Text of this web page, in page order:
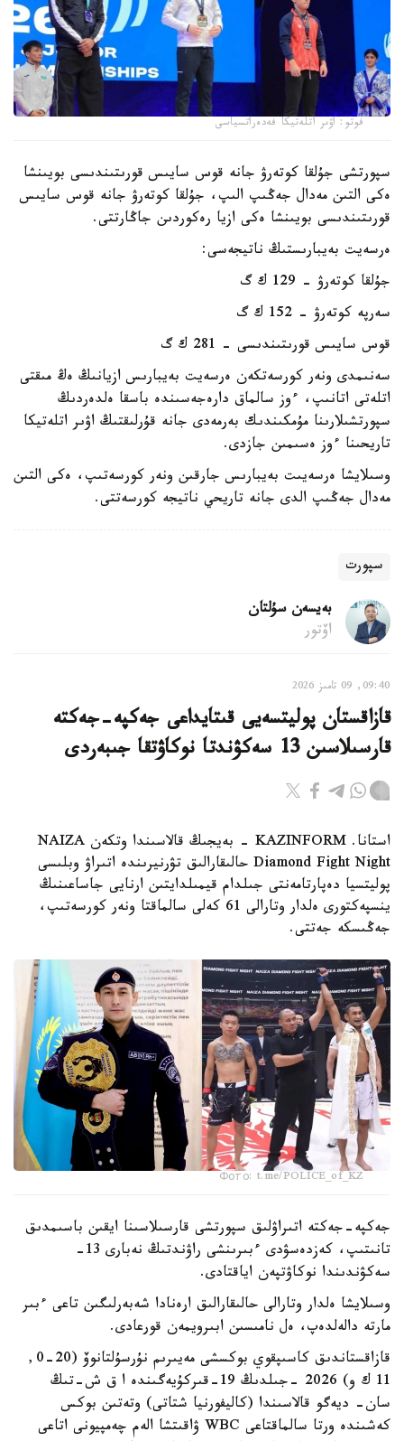
فوتو: اۋىر اتلەتيكا فەدەراتسياسى
سپورتشى جۇلقا كوتەرۋ جانە قوس سايىس قورىتىندىسى بويىنشا
ەكى التىن مەدال جەڭىپ الىپ، جۇلقا كوتەرۋ جانە قوس سايىس
قورىتىندىسى بويىنشا ەكى ازيا رەكوردىن جاڭارتتى.
ەرسەيت بەيبارىستىڭ ناتيجەسى:
جۇلقا كوتەرۋ - 129 ك گ
سەرپە كوتەرۋ - 152 ك گ
قوس سايىس قورىتىندىسى - 281 ك گ
سەنىمدى ونەر كورسەتكەن ەرسەيت بەيبارىس ازيانىڭ ەڭ مىقتى
اتلەتى اتانىپ، ءوز سالماق دارەجەسىندە باسقا ەلدەردىڭ
سپورتشىلارىنا مۇمكىندىك بەرمەدى جانە قۇرلىقتىڭ اۋىر اتلەتيكا
تاريحىنا ءوز ەسىمىن جازدى.
وسىلايشا ەرسەيىت بەيبارىس جارقىن ونەر كورسەتىپ، ەكى التىن
مەدال جەڭىپ الدى جانە تاريحي ناتيجە كورسەتتى.
سپورت
بەيسەن سۇلتان
اۆتور
09:40, 09 تامىز 2026
قازاقستان پوليتسەيى قىتايداعى جەكپە-جەكتە
قارسىلاسىن 13 سەكۋندتا نوكاۋتقا جىبەردى
استانا. KAZINFORM - بەيجىڭ قالاسىندا وتكەن NAIZA
Diamond Fight Night حالىقارالىق تۋرنيرىندە اتىراۋ وبلىسى
پوليتسيا دەپارتامەنتى جىلدام قيمىلدايتىن ارنايى جاساعىنىڭ
ينسپەكتورى ەلدار وتارالى 61 كەلى سالماقتا ونەر كورسەتىپ،
جەڭىسكە جەتتى.
Фото: t.me/POLICE_of_KZ
جەكپە-جەكتە اتىراۋلىق سپورتشى قارسىلاسىنا ايقىن باسىمدىق
تانىتىپ، كەزدەسۋدى ءبىرىنشى راۋندتىڭ نەبارى 13-
سەكۋندىندا نوكاۋتپەن اياقتادى.
وسىلايشا ەلدار وتارالى حالىقارالىق ارەنادا شەبەرلىگىن تاعى ءبىر
مارتە دالەلدەپ، ەل نامىسىن ابىرويمەن قورعادى.
قازاقستاندىق كاسىپقوي بوكسشى مەيىرىم نۇرسۇلتانوۆ (20-0,
11 ك و) 2026 -جىلدىڭ 19-قىركۇيەگىندە ا ق ش-تىڭ
سان- ديەگو قالاسىندا (كاليفورنيا شتاتى) وتەتىن بوكس
كەشىندە ورتا سالماقتاعى WBC ۋاقىتشا الەم چەمپيونى اتاعى